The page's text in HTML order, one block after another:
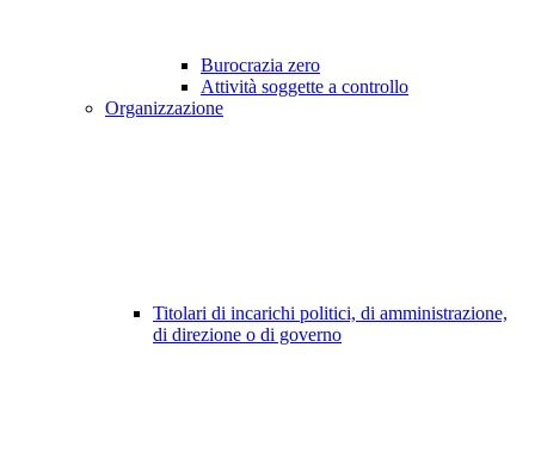
Burocrazia zero
Attività soggette a controllo
Organizzazione
Titolari di incarichi politici, di amministrazione,
di direzione o di governo